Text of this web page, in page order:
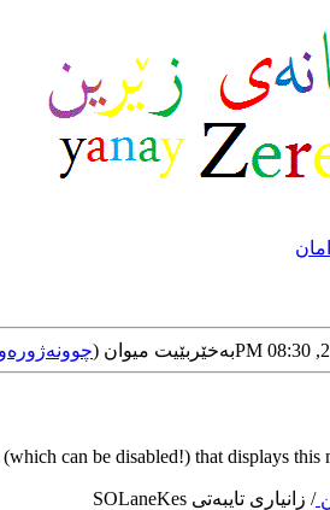
به‌خێربێیت میوان (
can be disabled!) that displays this
/ زانیاری تایبه‌تی SOLaneKes